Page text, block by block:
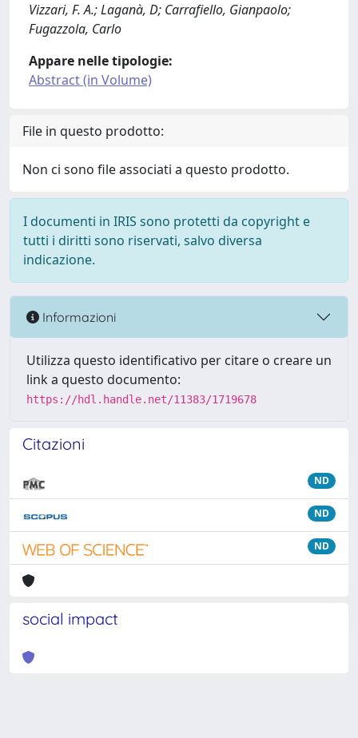
Vizzari, F. A.; Laganà, D; Carrafiello, Gianpaolo;
Fugazzola, Carlo
Appare nelle tipologie:
Abstract (in Volume)
File in questo prodotto:
Non ci sono file associati a questo prodotto.
I documenti in IRIS sono protetti da copyright e
tutti i diritti sono riservati, salvo diversa
indicazione.
Informazioni
Utilizza questo identificativo per citare o creare un
link a questo documento:
https://hdl.handle.net/11383/1719678
Citazioni
ND
ND
ND
social impact